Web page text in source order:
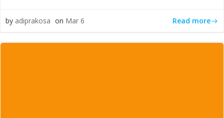
by adiprakosa on Mar 6 Read more